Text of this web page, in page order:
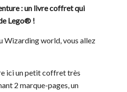
: un livre coffret qui
Lego® !
Wizarding world, vous allez
ici un petit coffret très
2 marque-pages, un